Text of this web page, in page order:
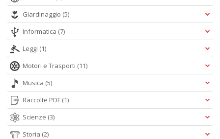
Giardinaggio (5)
Informatica (7)
Leggi (1)
Motori e Trasporti (11)
Musica (5)
Raccolte PDF (1)
Scienze (3)
Storia (2)